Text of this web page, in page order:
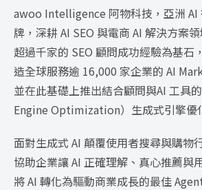
awoo Intelligence 阿物科技，亞洲 AI
牌，深耕 AI SEO 與電商 AI 解決方案
超過千家的 SEO 顧問成功經驗為基石
造全球服務逾 16,000 家企業的 AI
並在此基礎上推出結合顧問與AI 工具
Engine Optimization）生成式引擎優
面對生成式 AI 顛覆使用者搜尋與購物
協助企業讓 AI 正確理解、真心推薦與
將 AI 轉化為驅動商業成長的最佳